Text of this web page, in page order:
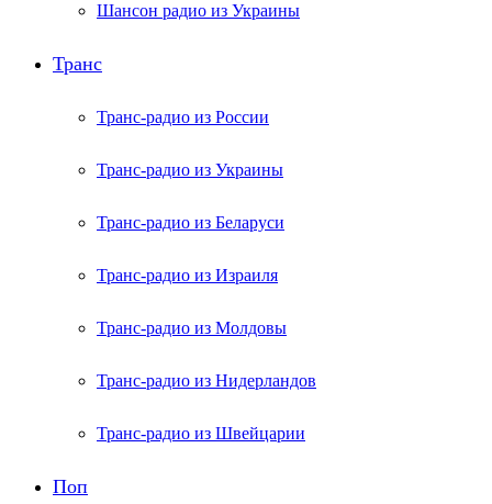
Шансон радио из Украины
Транс
Транс-радио из России
Транс-радио из Украины
Транс-радио из Беларуси
Транс-радио из Израиля
Транс-радио из Молдовы
Транс-радио из Нидерландов
Транс-радио из Швейцарии
Поп